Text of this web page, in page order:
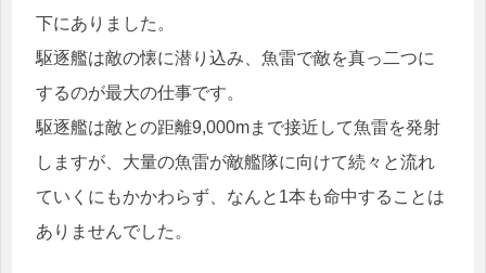
下にありました。
駆逐艦は敵の懐に潜り込み、魚雷で敵を真っ二つに
するのが最大の仕事です。
駆逐艦は敵との距離9,000mまで接近して魚雷を発射
しますが、大量の魚雷が敵艦隊に向けて続々と流れ
ていくにもかかわらず、なんと1本も命中することは
ありませんでした。